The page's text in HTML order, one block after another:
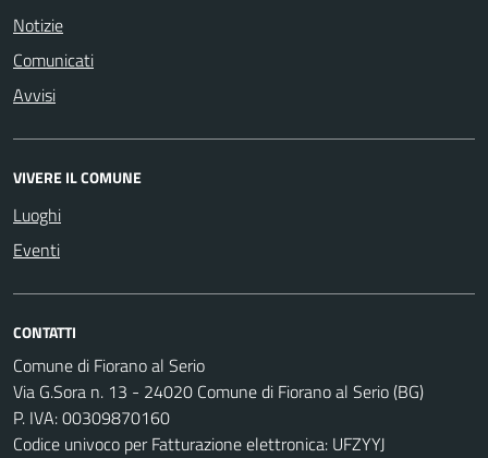
Notizie
Comunicati
Avvisi
VIVERE IL COMUNE
Luoghi
Eventi
CONTATTI
Comune di Fiorano al Serio
Via G.Sora n. 13 - 24020 Comune di Fiorano al Serio (BG)
P. IVA: 00309870160
Codice univoco per Fatturazione elettronica: UFZYYJ